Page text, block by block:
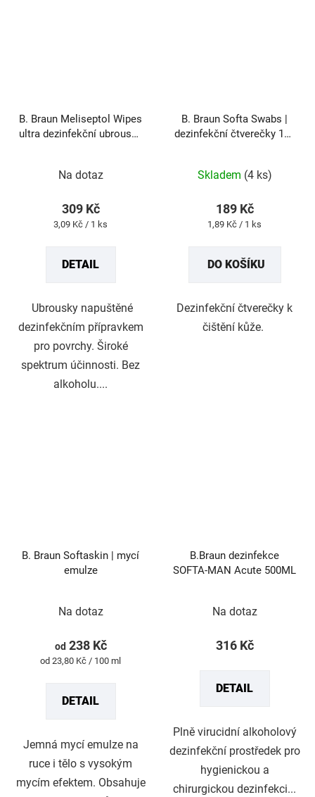
B. Braun Meliseptol Wipes
ultra dezinfekční ubrousky
hodnocení
je
5
Na dotaz
309 Kč
Měrná
3,09 Kč / 1 ks
DETAIL
Ubrousky napuštěné
dezinfekčním přípravkem
pro povrchy. Široké
spektrum účinnosti. Bez
alkoholu....
B. Braun Softa Swabs |
dezinfekční čtverečky 100
hodnocení
je
5
Skladem (4 ks)
189 Kč
Měrná
1,89 Kč / 1 ks
DO KOŠÍKU
Dezinfekční čtverečky k
čištění kůže.
B. Braun Softaskin | mycí
emulze
Na dotaz
od 238 Kč
Měrná
od 23,80 Kč / 100 ml
DETAIL
Jemná mycí emulze na
ruce i tělo s vysokým
mycím efektem. Obsahuje
B.Braun dezinfekce
SOFTA-MAN Acute 500ML
Na dotaz
316 Kč
DETAIL
Plně virucidní alkoholový
dezinfekční prostředek pro
hygienickou a
chirurgickou dezinfekci...